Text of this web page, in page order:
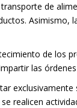
de
Asimismo,
de los
las
realicen